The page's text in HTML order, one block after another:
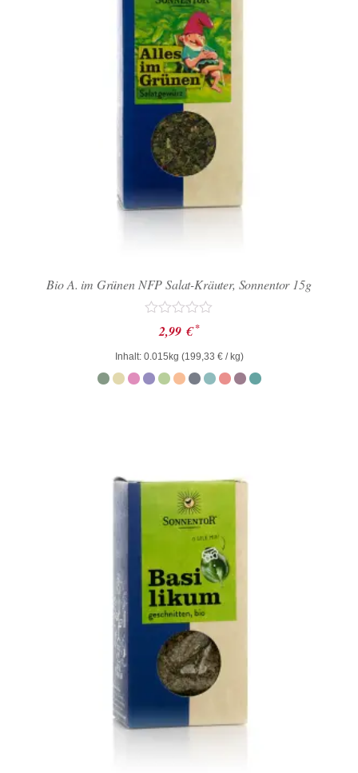
Bio A. im Grünen NFP Salat-Kräuter, Sonnentor 15g
Bewertet
mit
0
von
5
2,99 € *
Inhalt: 0.015kg (199,33 €/ kg)